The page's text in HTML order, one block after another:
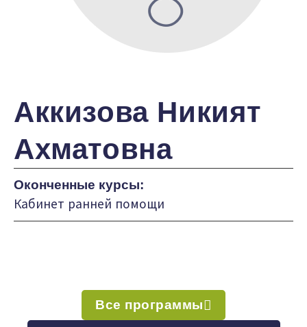
Аккизова Никият
Ахматовна
Оконченные курсы:
Кабинет ранней помощи
Все программы